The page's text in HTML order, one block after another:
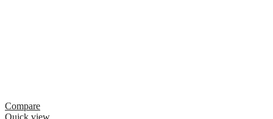
Compare
Quick view